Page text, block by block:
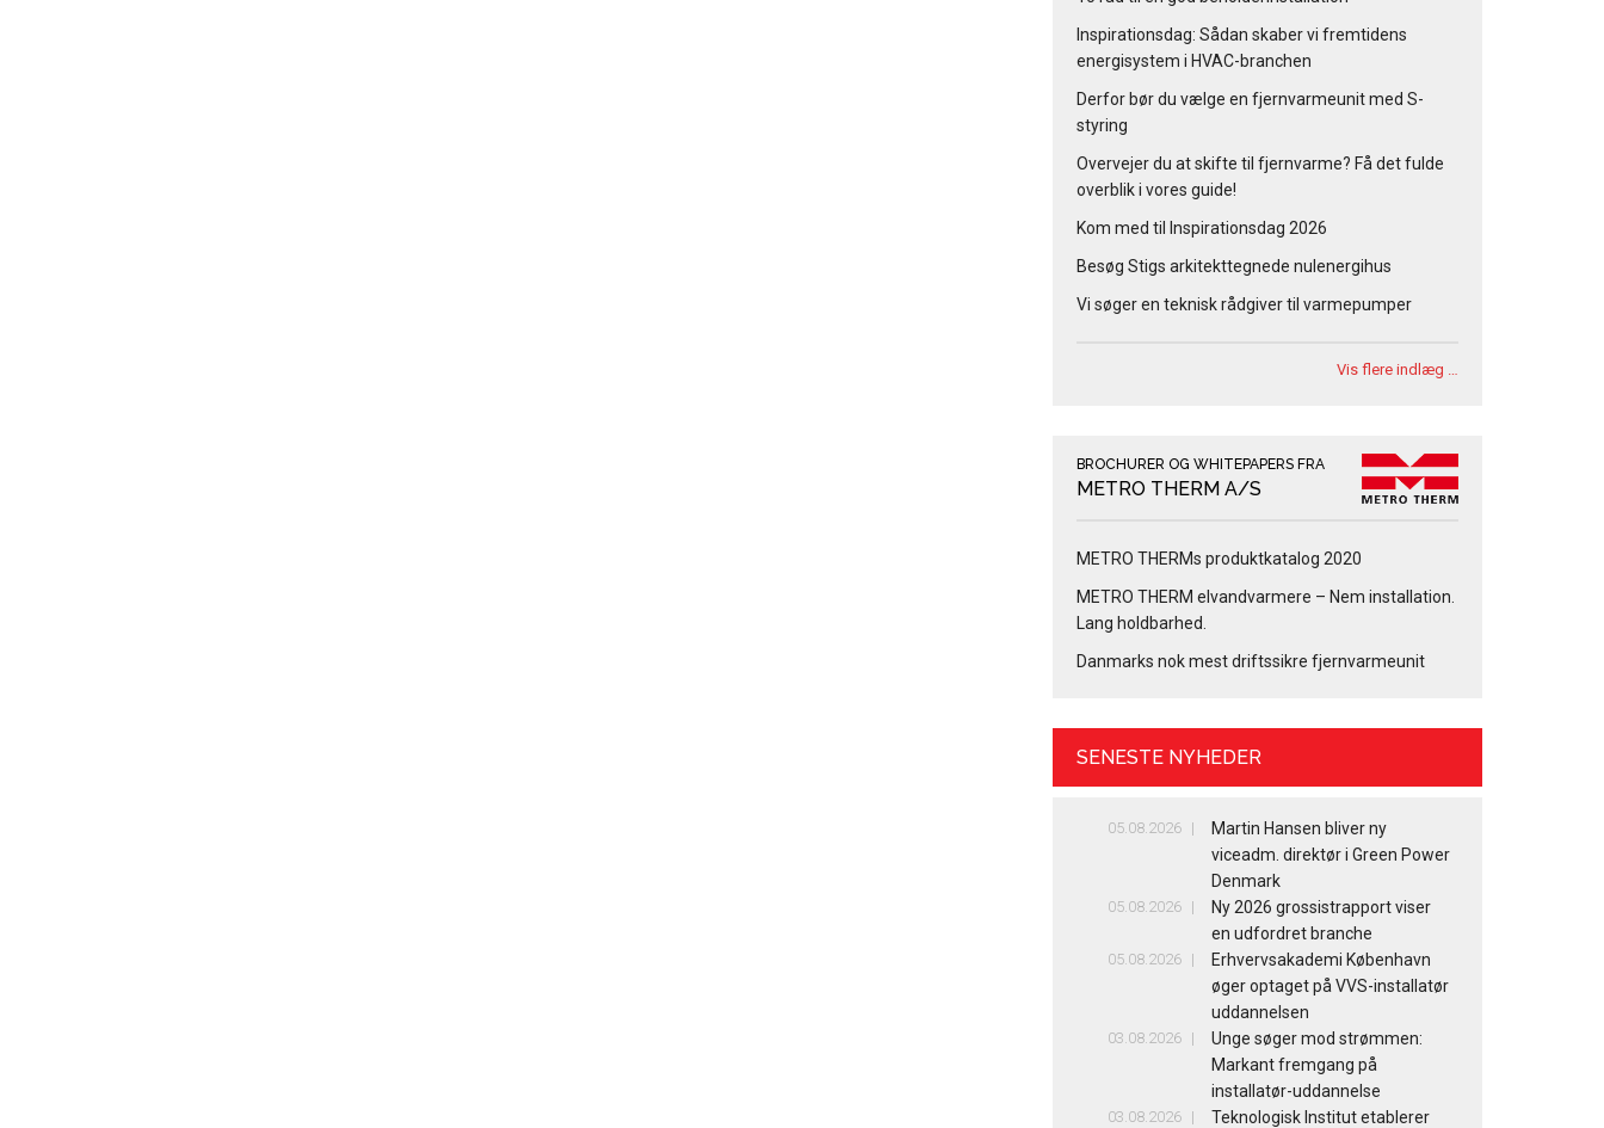
Inspirationsdag: Sådan skaber vi fremtidens
energisystem i HVAC-branchen
Derfor bør du vælge en fjernvarmeunit med S-
styring
Overvejer du at skifte til fjernvarme? Få det fulde
overblik i vores guide!
Kom med til Inspirationsdag 2026
Besøg Stigs arkitekttegnede nulenergihus
Vi søger en teknisk rådgiver til varmepumper
Vis flere indlæg …
BROCHURER OG WHITEPAPERS FRA
METRO THERM A/S
METRO THERMs produktkatalog 2020
METRO THERM elvandvarmere – Nem installation.
Lang holdbarhed.
Danmarks nok mest driftssikre fjernvarmeunit
SENESTE NYHEDER
05.08.2026
Martin Hansen bliver ny
viceadm. direktør i Green Power
Denmark
05.08.2026
Ny 2026 grossistrapport viser
en udfordret branche
05.08.2026
Erhvervsakademi København
øger optaget på VVS-installatør
uddannelsen
03.08.2026
Unge søger mod strømmen:
Markant fremgang på
installatør-uddannelse
03.08.2026
Teknologisk Institut etablerer